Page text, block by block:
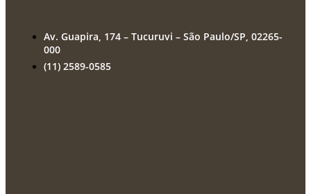
Av. Guapira, 174 – Tucuruvi – São Paulo/SP, 02265-
000
(11) 2589-0585